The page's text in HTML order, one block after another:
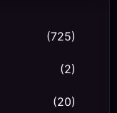
(725)
(2)
(20)